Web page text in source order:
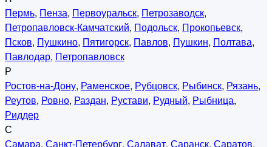
Пермь, Пенза, Первоуральск, Петрозаводск,
Петропавловск-Камчатский, Подольск, Прокопьевск,
Псков, Пушкино, Пятигорск, Павлов, Пушкин, Полтава,
Павлодар, Петропавловск
Р
Ростов-на-Дону, Раменское, Рубцовск, Рыбинск, Рязань,
Реутов, Ровно, Раздан, Рустави, Рудный, Рыбница,
Риддер
С
Самара, Санкт-Петербург, Салават, Саранск, Саратов,